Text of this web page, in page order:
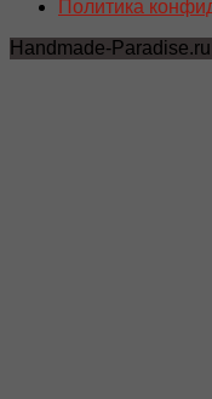
Политика
Handmade-